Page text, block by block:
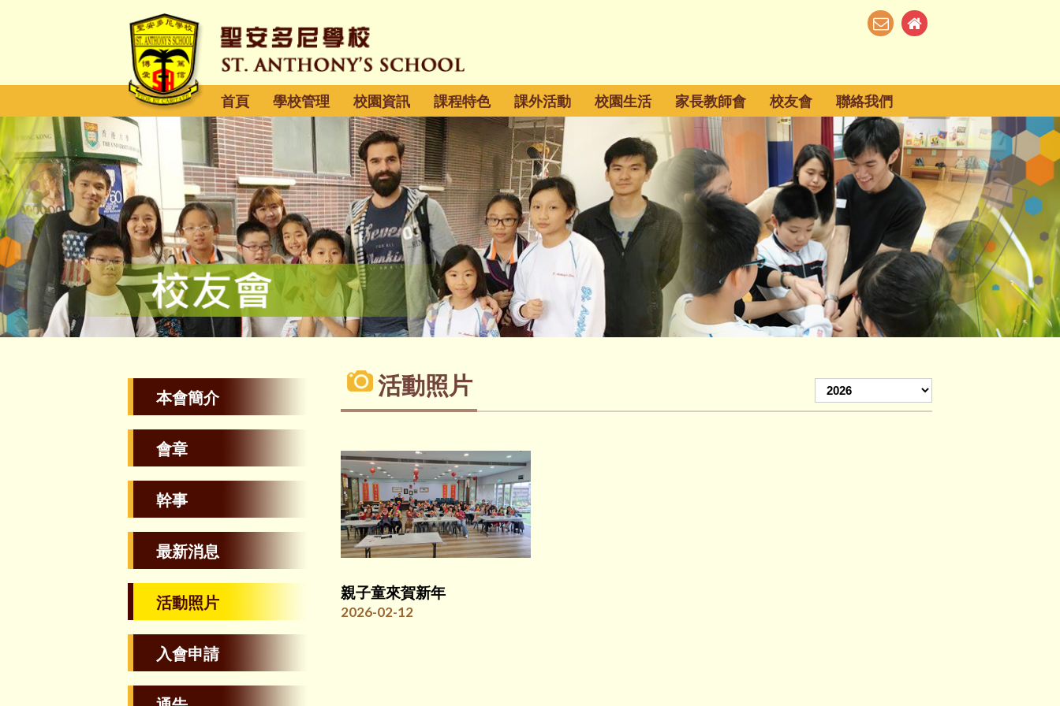
首頁 學校管理 校園資訊 課程特色 課外活動 校園生活 家長教師會 校友會 聯絡我們
本會簡介
會章
幹事
最新消息
活動照片
入會申請
活動照片
親子童來賀新年
2026-02-12